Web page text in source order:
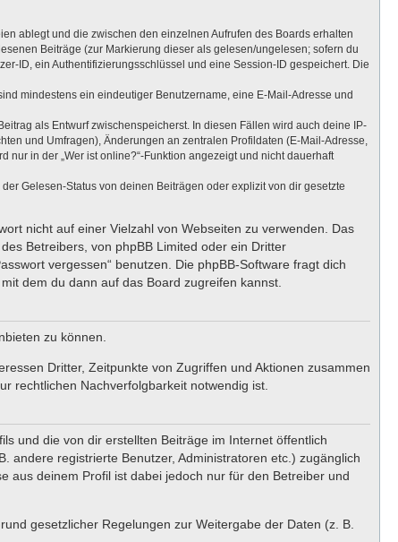
ablegt und die zwischen den einzelnen Aufrufen des Boards erhalten
Beiträge (zur Markierung dieser als gelesen/ungelesen; sofern du
ID, ein Authentifizierungsschlüssel und eine Session-ID gespeichert. Die
mindestens ein eindeutiger Benutzername, eine E-Mail-Adresse und
als Entwurf zwischenspeicherst. In diesen Fällen wird auch deine IP-
und Umfragen), Änderungen an zentralen Profildaten (E-Mail-Adresse,
in der „Wer ist online?“-Funktion angezeigt und nicht dauerhaft
Gelesen-Status von deinen Beiträgen oder explizit von dir gesetzte
nicht auf einer Vielzahl von Webseiten zu verwenden. Das
Betreibers, von phpBB Limited oder ein Dritter
vergessen“ benutzen. Die phpBB-Software fragt dich
dem du dann auf das Board zugreifen kannst.
zu können.
Dritter, Zeitpunkte von Zugriffen und Aktionen zusammen
rechtlichen Nachverfolgbarkeit notwendig ist.
und die von dir erstellten Beiträge im Internet öffentlich
andere registrierte Benutzer, Administratoren etc.) zugänglich
aus deinem Profil ist dabei jedoch nur für den Betreiber und
gesetzlicher Regelungen zur Weitergabe der Daten (z. B.